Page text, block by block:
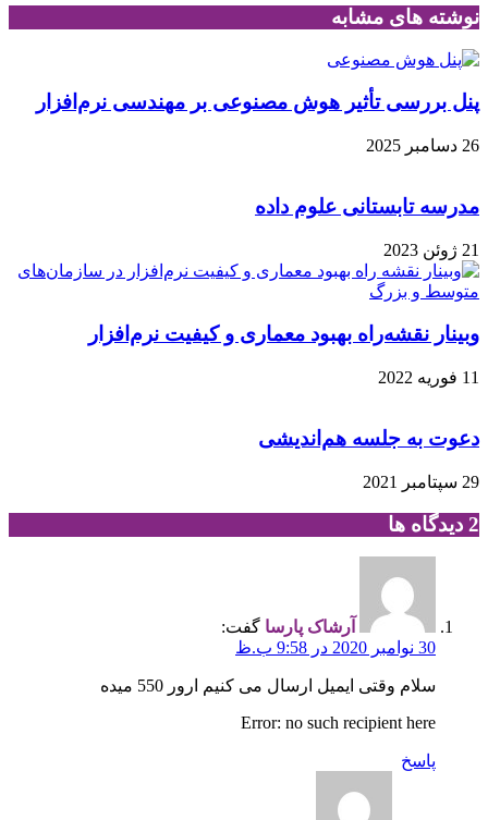
نوشته های مشابه
پنل بررسی تأثیر هوش مصنوعی بر مهندسی نرم‌افزار
26 دسامبر 2025
مدرسه تابستانی علوم داده
21 ژوئن 2023
وبینار نقشه‌راه بهبود معماری و کیفیت نرم‌افزار
11 فوریه 2022
دعوت به جلسه هم‌اندیشی
29 سپتامبر 2021
‫2 دیدگاه ها
آرشاک پارسا گفت:
30 نوامبر 2020 در 9:58 ب.ظ
سلام وقتی ایمیل ارسال می کنیم ارور 550 میده
Error: no such recipient here
پاسخ